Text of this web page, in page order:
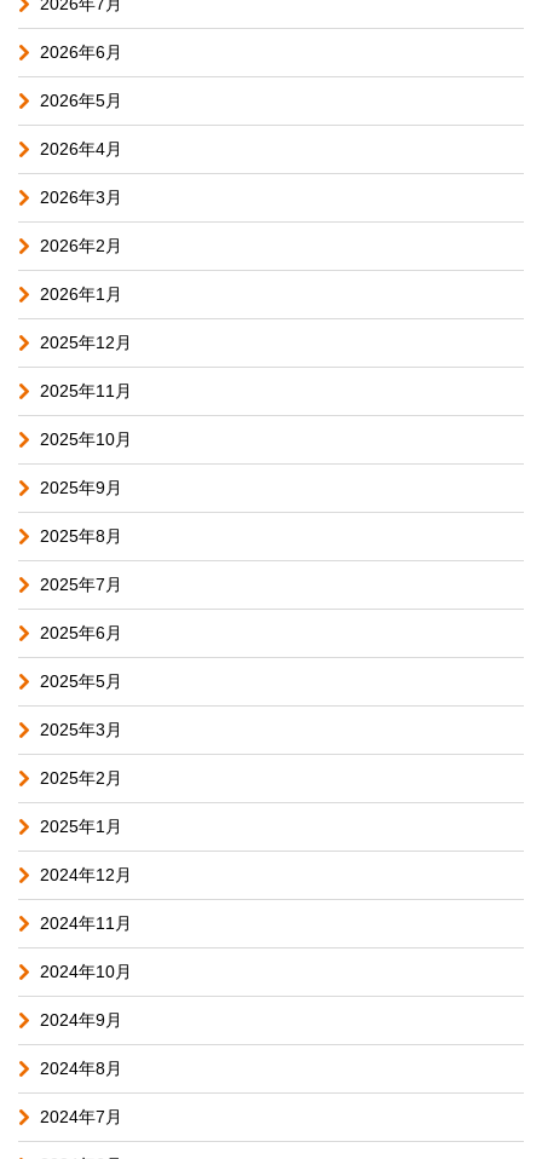
2026年7月
2026年6月
2026年5月
2026年4月
2026年3月
2026年2月
2026年1月
2025年12月
2025年11月
2025年10月
2025年9月
2025年8月
2025年7月
2025年6月
2025年5月
2025年3月
2025年2月
2025年1月
2024年12月
2024年11月
2024年10月
2024年9月
2024年8月
2024年7月